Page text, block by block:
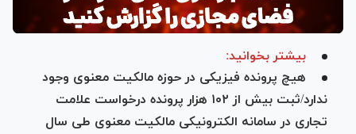
بیشتر بخوانید:
هیچ پرونده فیزیکی در حوزه مالکیت معنوی وجود
ندارد/ثبت بیش از ۱۰۲ هزار پرونده درخواست علامت
تجاری در سامانه الکترونیکی مالکیت معنوی طی سال